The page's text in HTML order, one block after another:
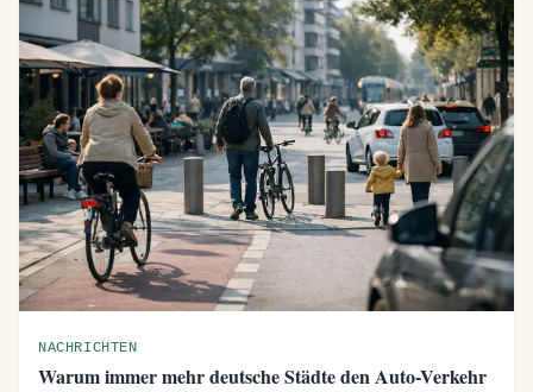
NACHRICHTEN
Warum immer mehr deutsche Städte den Auto-Verkehr